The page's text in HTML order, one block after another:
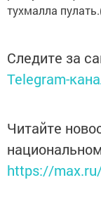
тухмалла
Следите за
Telegram-
Читайте
https://